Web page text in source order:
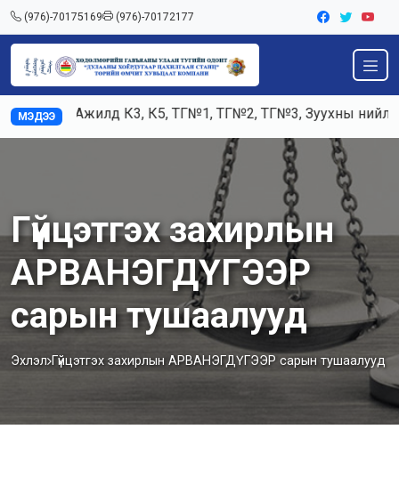
(976)-70175169 (976)-70172177
МЭДЭЭ Ажилд К3, К5, ТГ№1, ТГ№2, ТГ№3, Зуухны нийлбэр
Гүйцэтгэх захирлын
АРВАНЭГДҮГЭЭР
сарын тушаалууд
Эхлэл Гүйцэтгэх захирлын АРВАНЭГДҮГЭЭР сарын тушаалууд